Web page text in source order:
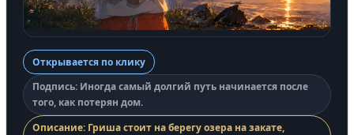
Открывается по клику
Подпись: Иногда самый долгий путь начинается после
того, как потерян дом.
Описание: Гриша стоит на берегу озера на закате,